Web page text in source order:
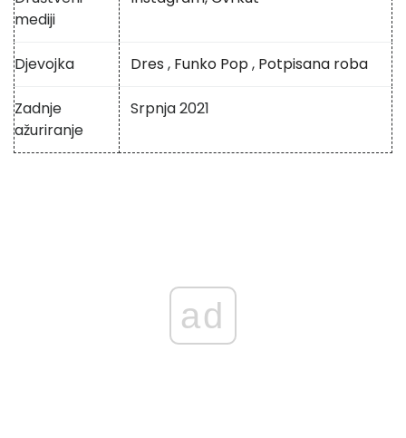
mediji
Djevojka Dres , Funko Pop, Potpisana roba
Zadnje
ažuriranje
Srpnja 2021
ad